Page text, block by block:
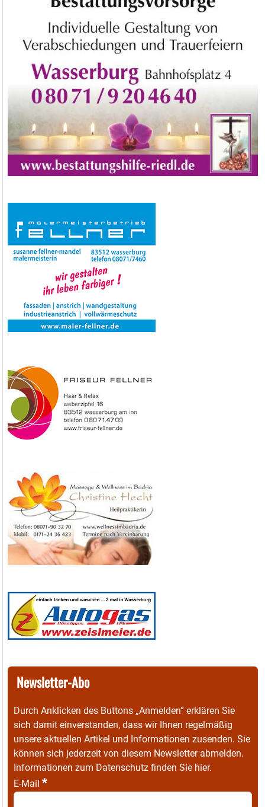
Newsletter-Abo
Durch Anklicken des Buttons „Anmelden“ erklären Sie
sich damit einverstanden, dass wir Ihnen regelmäßig
unsere aktuellen Artikel und Informationen zusenden. Sie
können sich jederzeit von diesem Newsletter abmelden.
Informationen zum Datenschutz finden Sie hier.
E-Mail *